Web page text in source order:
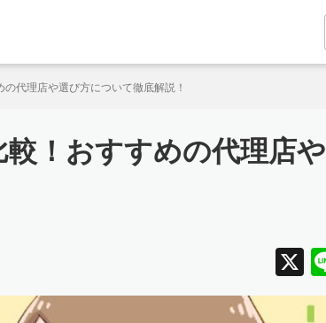
代理店や選び方について徹底解説！
較！おすすめの代理店や
X